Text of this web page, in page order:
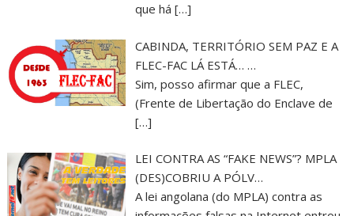
que há […]
CABINDA, TERRITÓRIO SEM PAZ E A
FLEC-FAC LÁ ESTÁ… …
Sim, posso afirmar que a FLEC,
(Frente de Libertação do Enclave de
[…]
LEI CONTRA AS “FAKE NEWS”? MPLA
(DES)COBRIU A PÓLV…
A lei angolana (do MPLA) contra as